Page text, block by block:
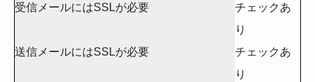
受信メールにはSSLが必要
チェックあ
り
送信メールにはSSLが必要
チェックあ
り